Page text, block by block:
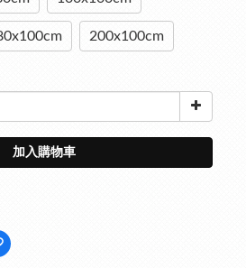
200x100cm
加入購物車